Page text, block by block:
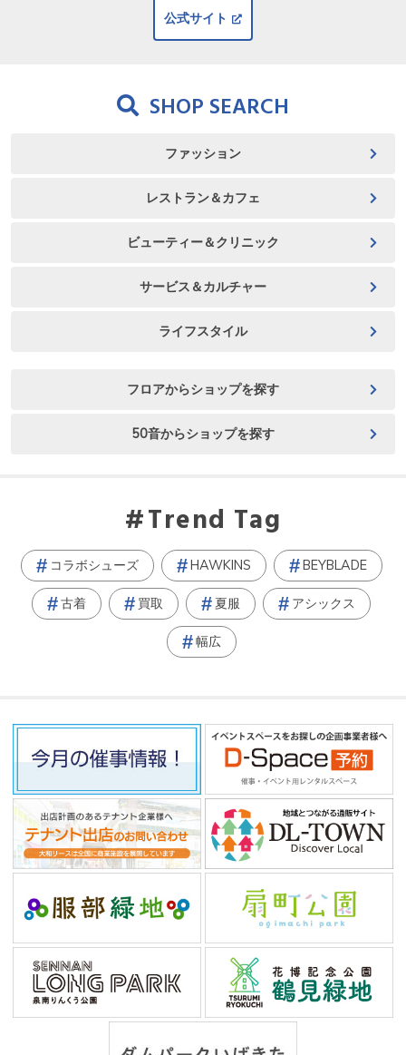
公式サイト
SHOP SEARCH
ファッション
レストラン＆カフェ
ビューティー＆クリニック
サービス＆カルチャー
ライフスタイル
フロアからショップを探す
50音からショップを探す
Trend Tag
コラボシューズ HAWKINS BEYBLADE
古着 買取 夏服 アシックス
幅広